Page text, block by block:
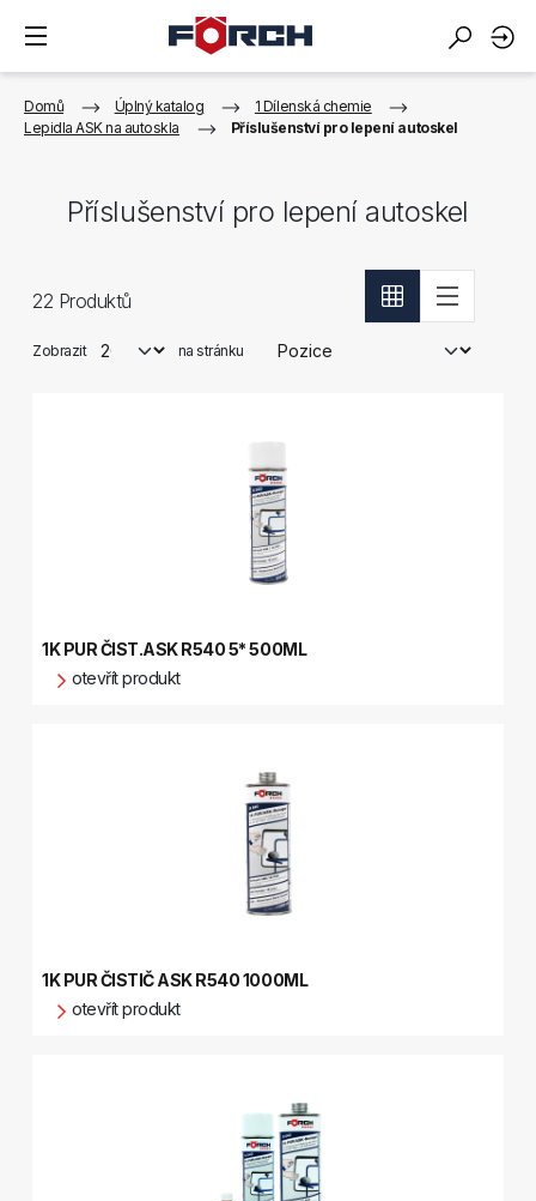
Domů Úplný katalog
1 Dílenská chemie
Lepidla ASK na autoskla
Příslušenství pro lepení autoskel
Příslušenství pro lepení autoskel
22 Produktů
Zobrazit na stránku
1K PUR ČIST.ASK R540 5* 500ML
otevřít produkt
1K PUR ČISTIČ ASK R540 1000ML
otevřít produkt